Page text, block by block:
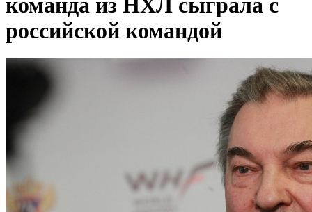
российской командой